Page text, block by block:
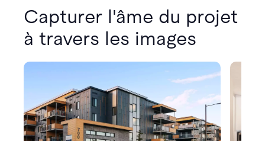
Capturer l'âme du projet
à travers les images